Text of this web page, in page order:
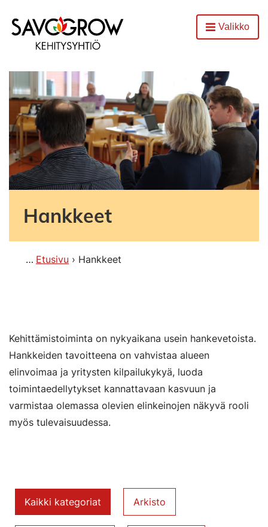
Etusivu
AvaaValikko
Hankkeet
Etusivu Hankkeet
Kehittämistoiminta on nykyaikana usein hankevetoista.
Hankkeiden tavoitteena on vahvistaa alueen
elinvoimaa ja yritysten kilpailukykyä, luoda
toimintaedellytykset kannattavaan kasvuun ja
varmistaa olemassa olevien elinkeinojen näkyvä rooli
myös tulevaisuudessa.
Suodata
Suodata kategorialla
Kaikki kategoriat
Arkisto